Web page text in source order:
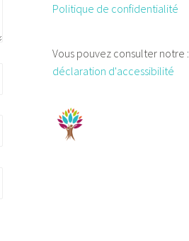
Politique de confidentialité
Vous pouvez consulter notre :
déclaration d'accessibilité